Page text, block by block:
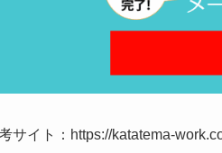
サイト：https://katatema-